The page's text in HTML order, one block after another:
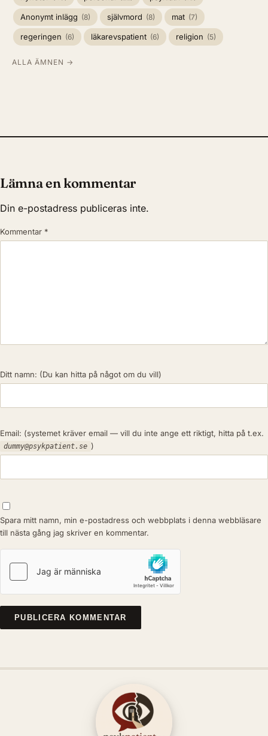
Anonymt inlägg (8) självmord (8) mat (7)
regeringen (6) läkarevspatient (6) religion (5)
ALLA ÄMNEN →
Lämna en kommentar
Din e-postadress publiceras inte.
Kommentar *
Ditt namn: (Du kan hitta på något om du vill)
Email: (systemet kräver email — vill du inte ange ett riktigt, hitta på t.ex.
dummy@psykpatient.se )
Spara mitt namn, min e-postadress och webbplats i denna webbläsare
till nästa gång jag skriver en kommentar.